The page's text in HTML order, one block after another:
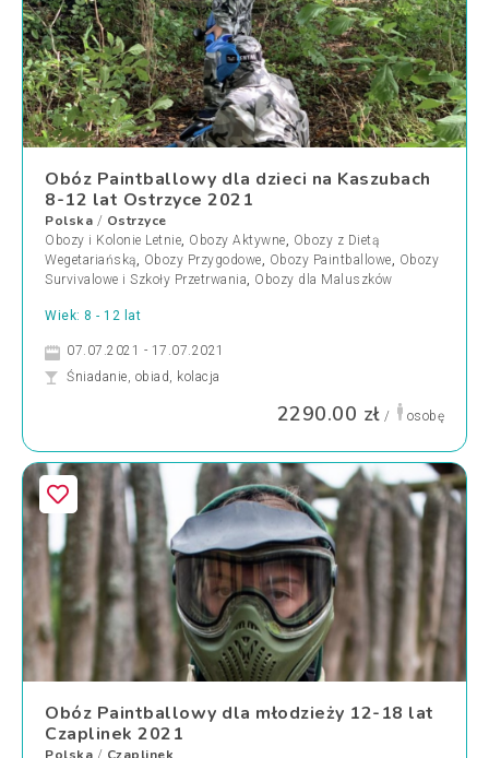
Obóz Paintballowy dla dzieci na Kaszubach
8-12 lat Ostrzyce 2021
Polska / Ostrzyce
Obozy i Kolonie Letnie, Obozy Aktywne, Obozy z Dietą
Wegetariańską, Obozy Przygodowe, Obozy Paintballowe, Obozy
Survivalowe i Szkoły Przetrwania, Obozy dla Maluszków
Wiek: 8 - 12 lat
07.07.2021 - 17.07.2021
Śniadanie, obiad, kolacja
2290.00 zł / osobę
Obóz Paintballowy dla młodzieży 12-18 lat
Czaplinek 2021
/